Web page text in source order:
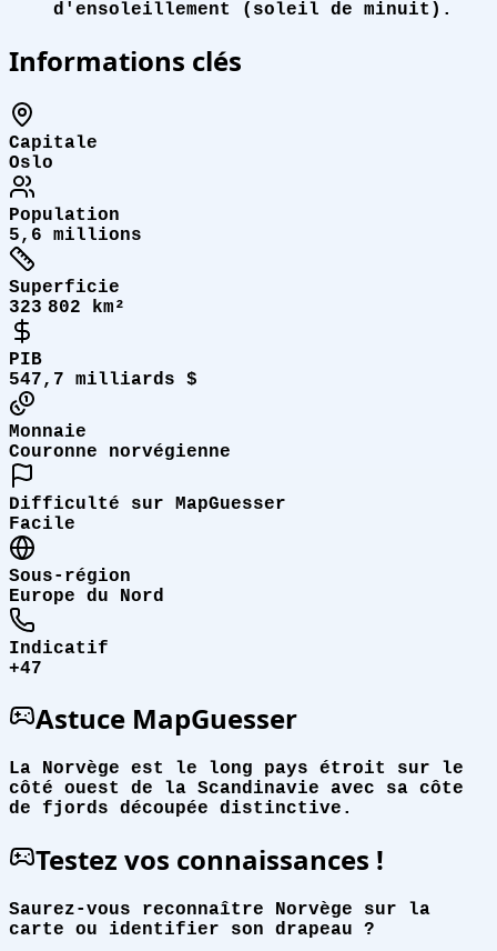
d'ensoleillement (soleil de minuit).
Informations clés
Capitale
Oslo
Population
5,6 millions
Superficie
323 802 km²
PIB
547,7 milliards $
Monnaie
Couronne norvégienne
Difficulté sur MapGuesser
Facile
Sous-région
Europe du Nord
Indicatif
+47
Astuce MapGuesser
La Norvège est le long pays étroit sur le
côté ouest de la Scandinavie avec sa côte
de fjords découpée distinctive.
Testez vos connaissances !
Saurez-vous reconnaître Norvège sur la
carte ou identifier son drapeau ?